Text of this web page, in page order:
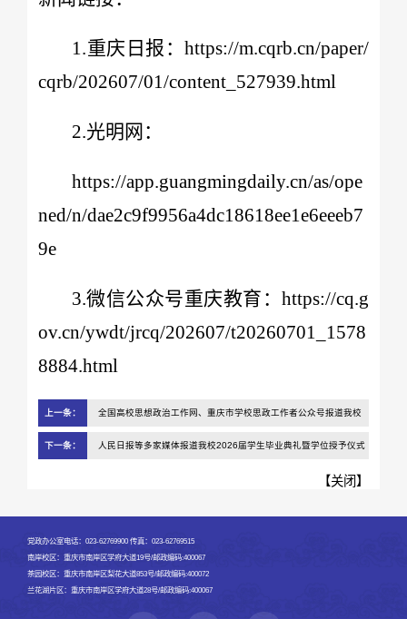
1.重庆日报：https://m.cqrb.cn/paper/
cqrb/202607/01/content_527939.html
2.光明网：
https://app.guangmingdaily.cn/as/ope
ned/n/dae2c9f9956a4dc18618ee1e6eeeb7
9e
3.微信公众号重庆教育：https://cq.g
ov.cn/ywdt/jrcq/202607/t20260701_1578
8884.html
上一条： 全国高校思想政治工作网、重庆市学校思政工作者公众号报道我校
公共管理学院“共学社区”党建育人新图景
下一条： 人民日报等多家媒体报道我校2026届学生毕业典礼暨学位授予仪式
【关闭】
党政办公室电话：023-62769900 传真：023-62769515
南岸校区：重庆市南岸区学府大道19号/邮政编码:400067
茶园校区：重庆市南岸区梨花大道853号/邮政编码:400072
兰花湖片区：重庆市南岸区学府大道28号/邮政编码:400067